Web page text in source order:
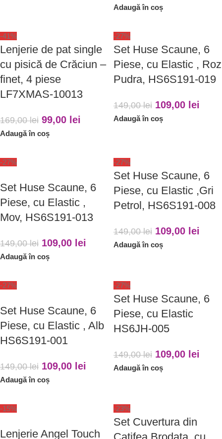
Adaugă în coș
-41%
Lenjerie de pat single
cu pisică de Crăciun –
finet, 4 piese
LF7XMAS-10013
169,00lei 99,00 lei
Adaugă în coș
-27%
Set Huse Scaune, 6
Piese, cu Elastic , Roz
Pudra, HS6S191-019
149,00lei 109,00 lei
Adaugă în coș
-27%
Set Huse Scaune, 6
Piese, cu Elastic ,
Mov, HS6S191-013
149,00lei 109,00 lei
Adaugă în coș
-27%
Set Huse Scaune, 6
Piese, cu Elastic ,Gri
Petrol, HS6S191-008
149,00lei 109,00 lei
Adaugă în coș
-27%
Set Huse Scaune, 6
Piese, cu Elastic , Alb
HS6S191-001
149,00lei 109,00 lei
Adaugă în coș
-27%
Set Huse Scaune, 6
Piese, cu Elastic
HS6JH-005
149,00lei 109,00 lei
Adaugă în coș
-15%
Lenjerie Angel Touch
-23%
Set Cuvertura din